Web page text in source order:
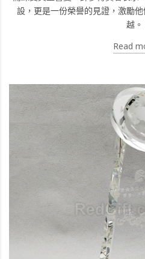
設，更是一份榮譽的見證，激勵
越。
Read